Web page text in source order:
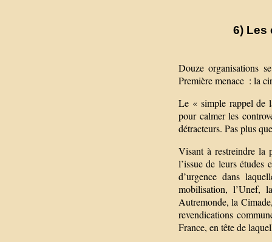
6) Les
Douze organisations
Première menace : la
Le « simple rappel de
pour calmer les
détracteurs. Pas plus
Visant à restreindre la
l’issue de leurs études
d’urgence dans
mobilisation,
Autremonde, la
revendications
France, en tête de